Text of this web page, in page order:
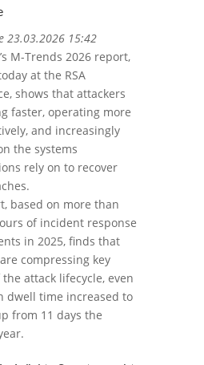
23.03.2026 15:42
M-Trends 2026 report,
at the RSA
shows that attackers
faster, operating more
and increasingly
the systems
rely on to recover
based on more than
of incident response
in 2025, finds that
compressing key
attack lifecycle, even
dwell time increased to
from 11 days the